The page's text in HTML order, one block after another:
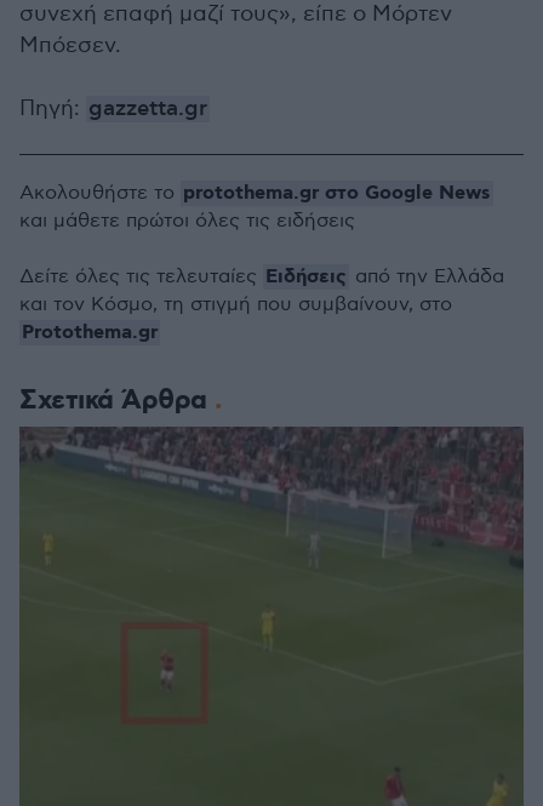
συνεχή επαφή μαζί τους», είπε ο Μόρτεν
Μπόεσεν.
Πηγή: gazzetta.gr
Σχετικά Άρθρα
Ακολουθήστε το protothema.gr στο Google News
και μάθετε πρώτοι όλες τις ειδήσεις
Δείτε όλες τις τελευταίες Ειδήσεις από την Ελλάδα
και τον Κόσμο, τη στιγμή που συμβαίνουν, στο
Protothema.gr